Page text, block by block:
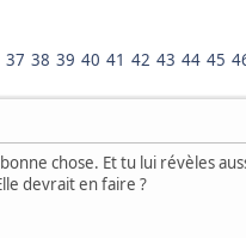
37 38 39 40 41 42 43 44 45
chose. Et tu lui révèles
devrait en faire ?